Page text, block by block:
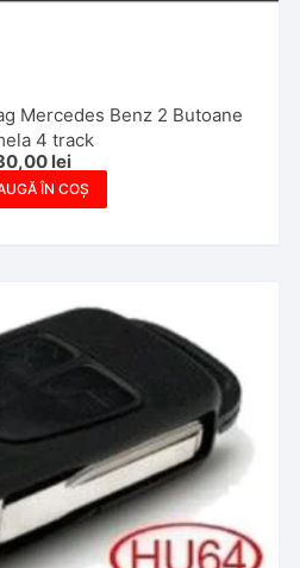
Mercedes Benz 2 Butoane
4 track
lei
ÎN COȘ